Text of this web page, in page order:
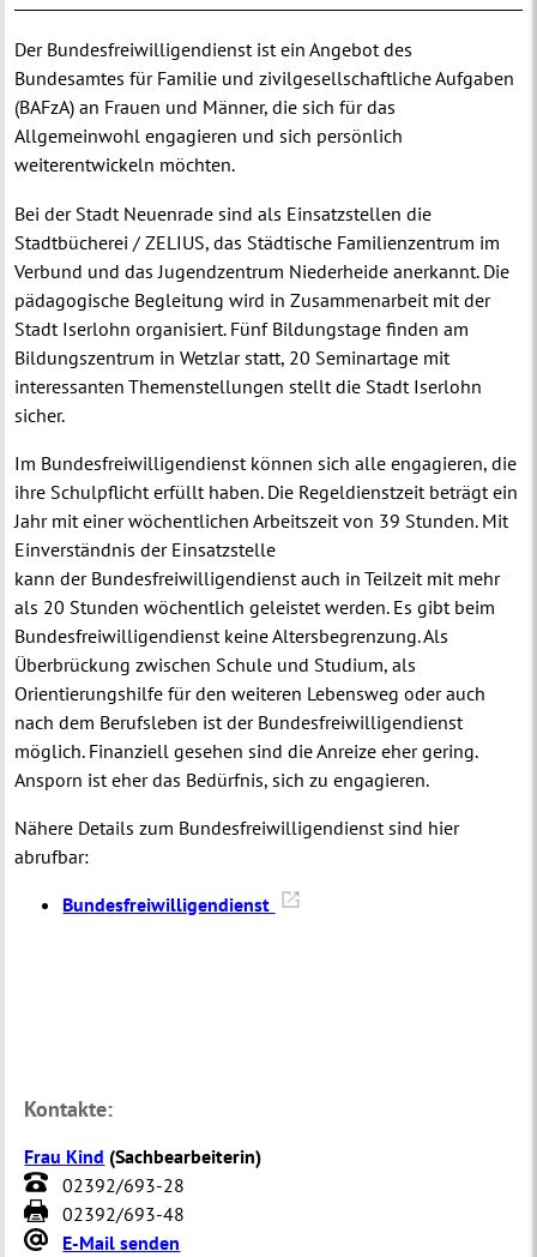
Der Bundesfreiwilligendienst ist ein Angebot des
Bundesamtes für Familie und zivilgesellschaftliche Aufgaben
(BAFzA) an Frauen und Männer, die sich für das
Allgemeinwohl engagieren und sich persönlich
weiterentwickeln möchten.
Bei der Stadt Neuenrade sind als Einsatzstellen die
Stadtbücherei / ZELIUS, das Städtische Familienzentrum im
Verbund und das Jugendzentrum Niederheide anerkannt. Die
pädagogische Begleitung wird in Zusammenarbeit mit der
Stadt Iserlohn organisiert. Fünf Bildungstage finden am
Bildungszentrum in Wetzlar statt, 20 Seminartage mit
interessanten Themenstellungen stellt die Stadt Iserlohn
sicher.
Im Bundesfreiwilligendienst können sich alle engagieren, die
ihre Schulpflicht erfüllt haben. Die Regeldienstzeit beträgt ein
Jahr mit einer wöchentlichen Arbeitszeit von 39 Stunden. Mit
Einverständnis der Einsatzstelle
kann der Bundesfreiwilligendienst auch in Teilzeit mit mehr
als 20 Stunden wöchentlich geleistet werden. Es gibt beim
Bundesfreiwilligendienst keine Altersbegrenzung. Als
Überbrückung zwischen Schule und Studium, als
Orientierungshilfe für den weiteren Lebensweg oder auch
nach dem Berufsleben ist der Bundesfreiwilligendienst
möglich. Finanziell gesehen sind die Anreize eher gering.
Ansporn ist eher das Bedürfnis, sich zu engagieren.
Nähere Details zum Bundesfreiwilligendienst sind hier
abrufbar:
Bundesfreiwilligendienst
Kontakte:
Frau Kind (Sachbearbeiterin)
02392/693-28
02392/693-48
E-Mail senden